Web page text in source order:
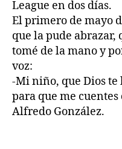
League en dos días.
El primero de mayo
que la pude abrazar,
tomé de la mano y
voz:
-Mi niño, que Dios
para que me cuentes
Alfredo González.